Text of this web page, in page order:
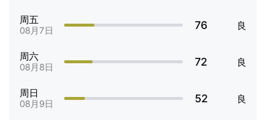
周五
08月7日 76 良
周六
08月8日 72 良
周日
08月9日 52 良